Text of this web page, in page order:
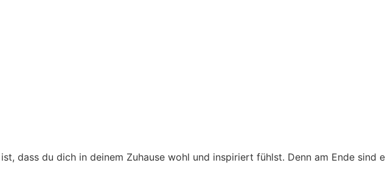
dass du dich in deinem Zuhause wohl und inspiriert fühlst. Denn am Ende sind